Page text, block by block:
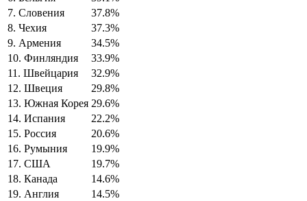
7. Словения
37.8%
8. Чехия
37.3%
9. Армения
34.5%
10. Финляндия
33.9%
11. Швейцария
32.9%
12. Швеция
29.8%
13. Южная Корея 29.6%
14. Испания
22.2%
15. Россия
20.6%
16. Румыния
19.9%
17. США
19.7%
18. Канада
14.6%
19. Англия
14.5%